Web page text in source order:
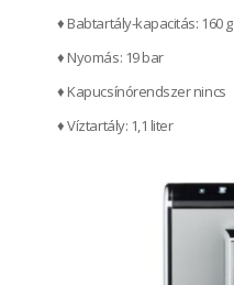
♦ Babtartály-kapacitás: 160 g
♦ Nyomás: 19 bar
♦ Kapucsínórendszer nincs
♦ Víztartály: 1,1 liter